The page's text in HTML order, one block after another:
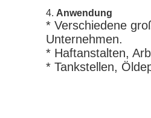
4. Anwendung
* Verschiedene
Unternehmen.
* Haftanstalten,
* Tankstellen,